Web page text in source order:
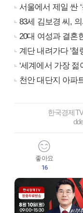
서울에서 제일 싼
83세 김보경 씨,
20대 여성과 결혼
계단 내려가다 '철
‘세계에서 가장
천안 대단지 아파
한국경제
좋아요
16